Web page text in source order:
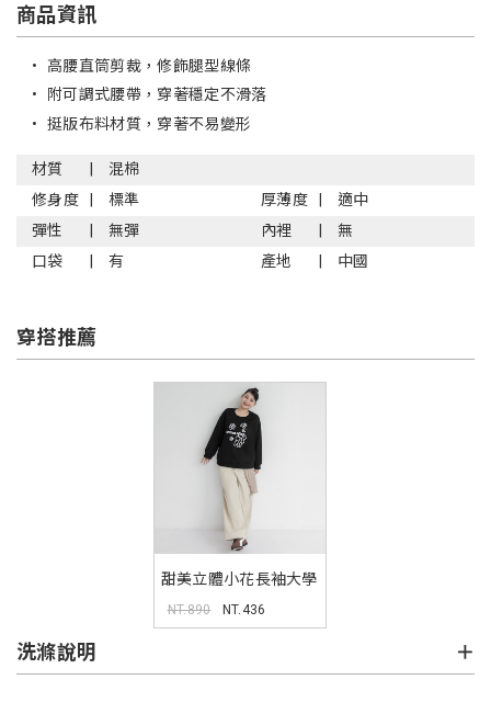
商品資訊
• 高腰直筒剪裁，修飾腿型線條
• 附可調式腰帶，穿著穩定不滑落
• 挺版布料材質，穿著不易變形
材質
混棉
修身度
標準 厚薄度
適中
彈性
無彈 內裡
無
口袋
有 產地 中國
穿搭推薦
甜美立體小花長袖大學
TEE
NT.890 NT.436
洗滌說明